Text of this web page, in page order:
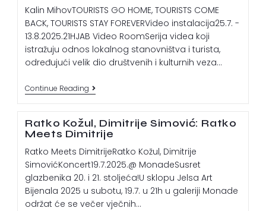
Kalin MihovTOURISTS GO HOME, TOURISTS COME
BACK, TOURISTS STAY FOREVERVideo instalacija25.7. -
13.8.2025.21HJAB Video RoomSerija videa koji
istražuju odnos lokalnog stanovništva i turista,
određujući velik dio društvenih i kulturnih veza…
Continue Reading
Ratko Kožul, Dimitrije Simović: Ratko
Meets Dimitrije
Ratko Meets DimitrijeRatko Kožul, Dimitrije
SimovićKoncert19.7.2025.@ MonadeSusret
glazbenika 20. i 21. stoljeća!U sklopu Jelsa Art
Bijenala 2025 u subotu, 19.7. u 21h u galeriji Monade
održat će se večer vječnih…